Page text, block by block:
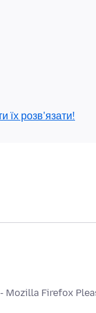
їх розв'язати!
Mozilla Firefox